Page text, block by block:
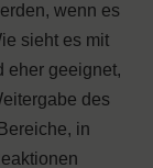
wenn es
sieht es mit
eher geeignet,
des
in